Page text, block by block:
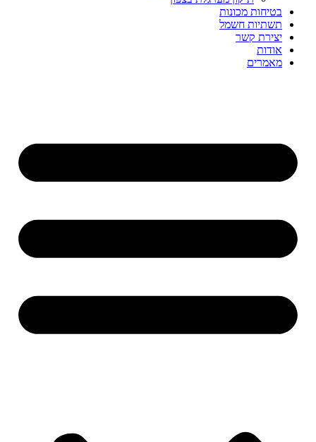
בטיחות מכונות
תשתיות חשמל
יצירת קשר
אודות
מאמרים